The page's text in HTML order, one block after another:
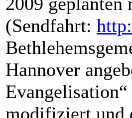
(Sendfahrt:
Hannover
modifiziert und